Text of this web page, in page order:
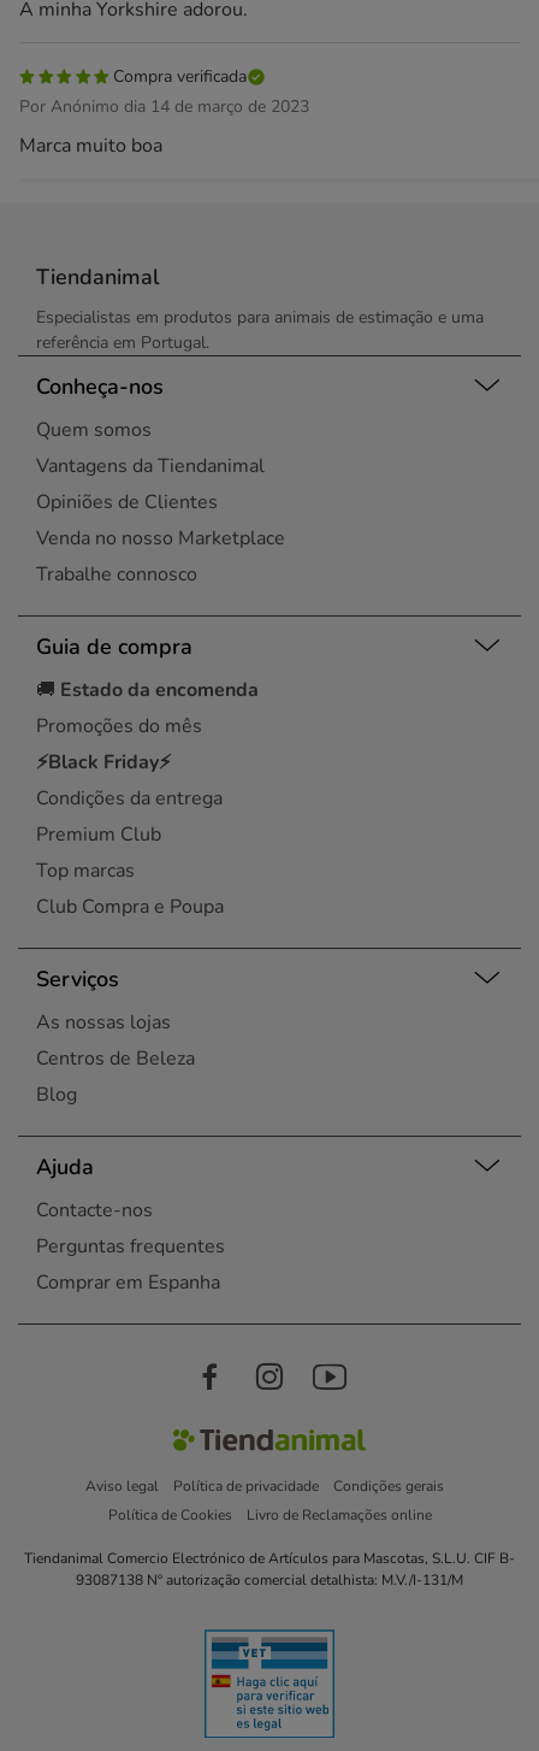
A minha Yorkshire adorou.
Compra verificada
Por Anónimo dia 14 de março de 2023
Marca muito boa
Tiendanimal
Especialistas em produtos para animais de estimação e uma
referência em Portugal.
Conheça-nos
Quem somos
Vantagens da Tiendanimal
Opiniões de Clientes
Venda no nosso Marketplace
Trabalhe connosco
Guia de compra
🚚 Estado da encomenda
Promoções do mês
⚡Black Friday⚡
Condições da entrega
Premium Club
Top marcas
Club Compra e Poupa
Serviços
As nossas lojas
Centros de Beleza
Blog
Ajuda
Contacte-nos
Perguntas frequentes
Comprar em Espanha
Aviso legal Política de privacidade
Condições gerais
Política de Cookies
Livro de Reclamações online
Tiendanimal Comercio Electrónico de Artículos para Mascotas, S.L.U. CIF B-
93087138 Nº autorização comercial detalhista: M.V./I-131/M